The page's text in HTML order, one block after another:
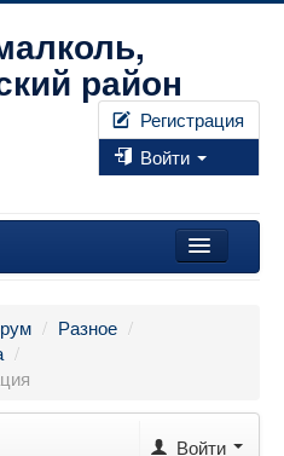
район
Регистрация
Войти
/ Разное /
/
Войти